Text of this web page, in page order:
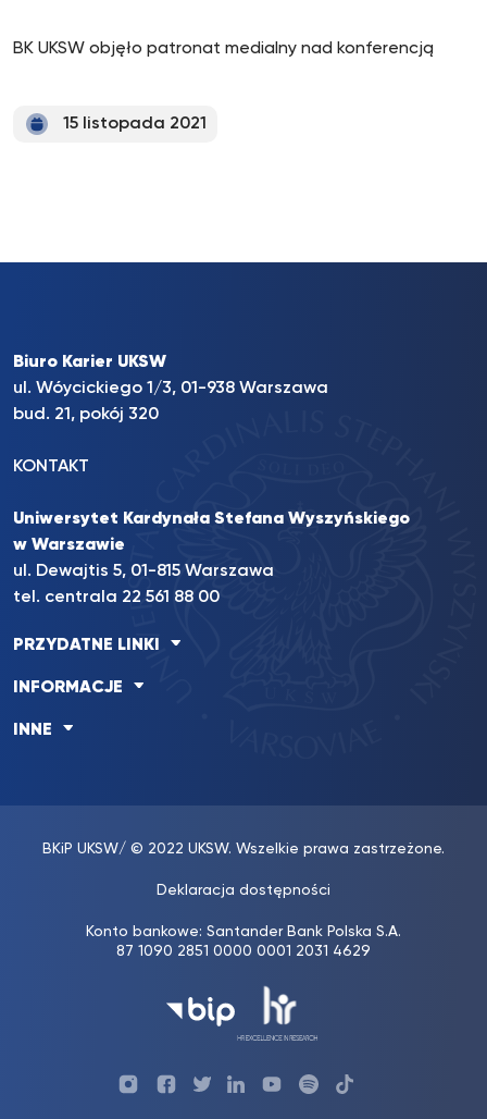
BK UKSW objęło patronat medialny nad konferencją
15 listopada 2021
Biuro Karier UKSW
ul. Wóycickiego 1/3, 01-938 Warszawa
bud. 21, pokój 320
KONTAKT
Uniwersytet Kardynała Stefana Wyszyńskiego
w Warszawie
ul. Dewajtis 5, 01-815 Warszawa
tel. centrala 22 561 88 00
PRZYDATNE LINKI
INFORMACJE
INNE
BKiP UKSW/ © 2022 UKSW. Wszelkie prawa zastrzeżone.
Deklaracja dostępności
Konto bankowe: Santander Bank Polska S.A.
87 1090 2851 0000 0001 2031 4629
Profil ProfilProfilProfil UKSWProfilUKSW